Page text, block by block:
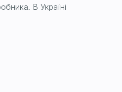
В Україні